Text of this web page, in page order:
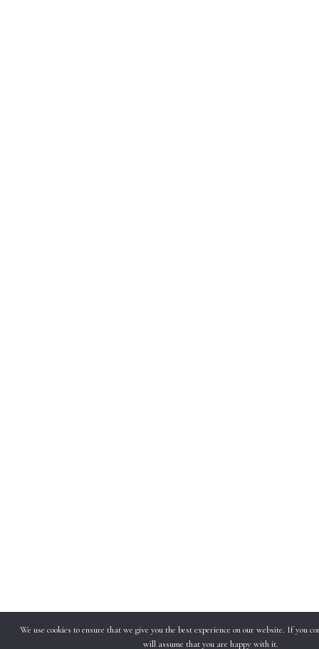
We use cookies to ensure that we give you the best experience on our website. If you
will assume that you are happy with it.